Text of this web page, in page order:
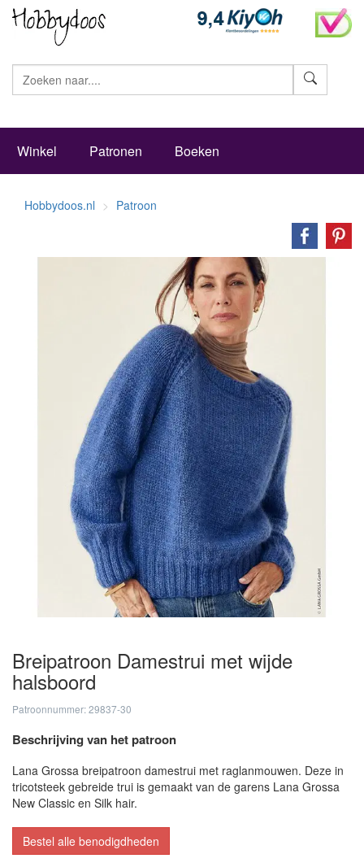
Winkel Patronen Boeken
Hobbydoos.nl Patroon
Breipatroon Damestrui met wijde
halsboord
Patroonnummer: 29837-30
Beschrijving van het patroon
Lana Grossa breipatroon damestrui met raglanmouwen. Deze in
tricotsteek gebreide trui is gemaakt van de garens Lana Grossa
New Classic en Silk hair.
Bestel alle benodigdheden